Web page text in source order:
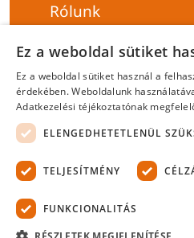
Rólunk
Hírlevél feliratkozás
Általános
Adatvédelmi
Felelősségvállalási
Tanúsítványok
2026 Minden jog
Ez a weboldal sütiket
Ez a weboldal sütiket használ a
érdekében. Weboldalunk
Adatkezelési téjékoztatónak
ELENGEDHETETLENÜL
TELJESÍTMÉNY
FUNKCIONALITÁS